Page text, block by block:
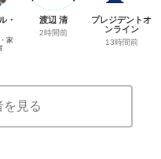
・
家
渡辺 清
2時間前
プレジデントオ
ンライン
13時間前
を見る